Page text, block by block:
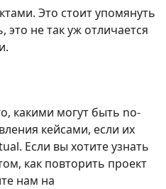
Это стоит упомянуть
это не так уж отличается
какими могут быть no-
кейсами, если их
Если вы хотите узнать
как повторить проект
нам на